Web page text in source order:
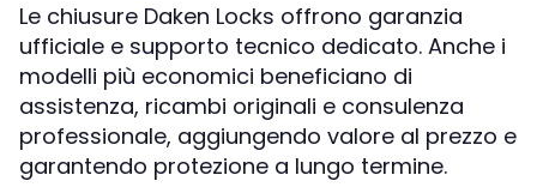
Le chiusure Daken Locks offrono garanzia
ufficiale e supporto tecnico dedicato. Anche i
modelli più economici beneficiano di
assistenza, ricambi originali e consulenza
professionale, aggiungendo valore al prezzo e
garantendo protezione a lungo termine.